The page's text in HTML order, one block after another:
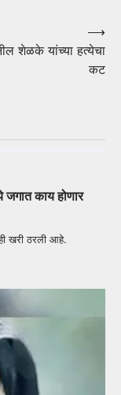
शेळके यांच्या हत्येचा
कट
⟶
जगात काय होणार
खरी ठरली आहे.